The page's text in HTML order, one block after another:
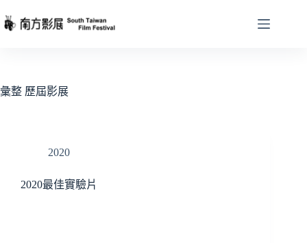
至
容
彙整 歷屆影展
2020
2020最佳實驗片